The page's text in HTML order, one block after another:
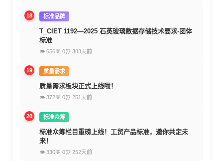
18 标准品牌
T_CIET 1192—2025 石英玻璃数据存储技术要求-团体
标准
👁 656💬 0⏰ 383天前
19 质量需求
质量需求板块正式上线啦！
👁 372💬 0⏰ 251天前
20 标准众筹
标准众筹栏目重磅上线！工贸产品标准，邀你共定未
来！
👁 330💬 0⏰ 252天前